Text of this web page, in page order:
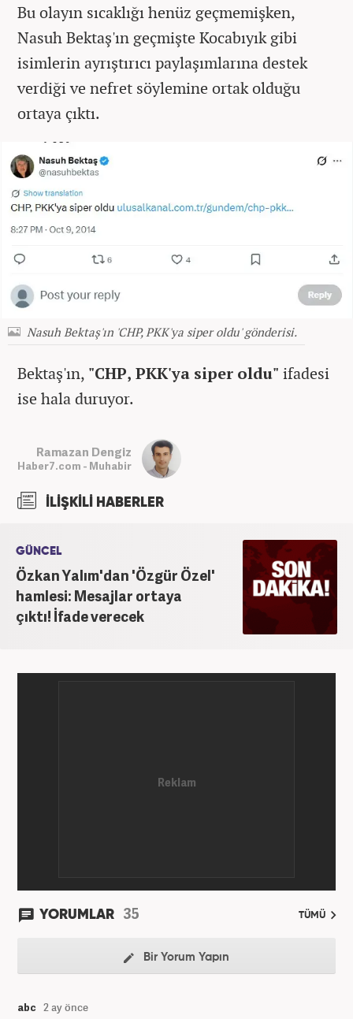
Bu olayın sıcaklığı henüz geçmemişken,
Nasuh Bektaş'ın geçmişte Kocabıyık gibi
isimlerin ayrıştırıcı paylaşımlarına destek
verdiği ve nefret söylemine ortak olduğu
ortaya çıktı.
Nasuh Bektaş'ın 'CHP, PKK'ya siper oldu' gönderisi.
Bektaş'ın, "CHP, PKK'ya siper oldu" ifadesi
ise hala duruyor.
Ramazan Dengiz
Haber7.com - Muhabir
İLİŞKİLİ HABERLER
GÜNCEL
Özkan Yalım'dan 'Özgür Özel'
hamlesi: Mesajlar ortaya
çıktı! İfade verecek
YORUMLAR 35 TÜMÜ
Bir Yorum Yapın
abc 2 ay önce